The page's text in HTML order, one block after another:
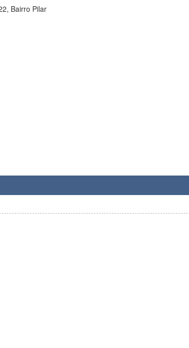
Bairro Pilar